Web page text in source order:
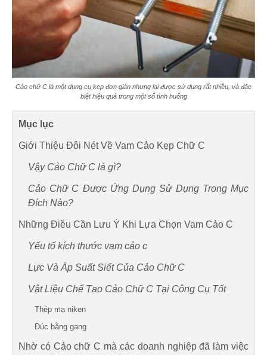
Cảo chữ C là một dụng cụ kẹp đơn giản nhưng lại được sử dụng rất nhiều, và đặc
biệt hiệu quả trong một số tình huống
Mục lục
Giới Thiệu Đôi Nét Về Vam Cảo Kẹp Chữ C
Vậy Cảo Chữ C là gì?
Cảo Chữ C Được Ứng Dụng Sử Dụng Trong Mục
Đích Nào?
Những Điều Cần Lưu Ý Khi Lựa Chọn Vam Cảo C
Yếu tố kích thước vam cảo c
Lực Và Áp Suất Siết Của Cảo Chữ C
Vật Liệu Chế Tạo Cảo Chữ C Tại Công Cụ Tốt
Thép mạ niken
Đúc bằng gang
Nhờ có Cảo chữ C mà các doanh nghiệp đã làm việc